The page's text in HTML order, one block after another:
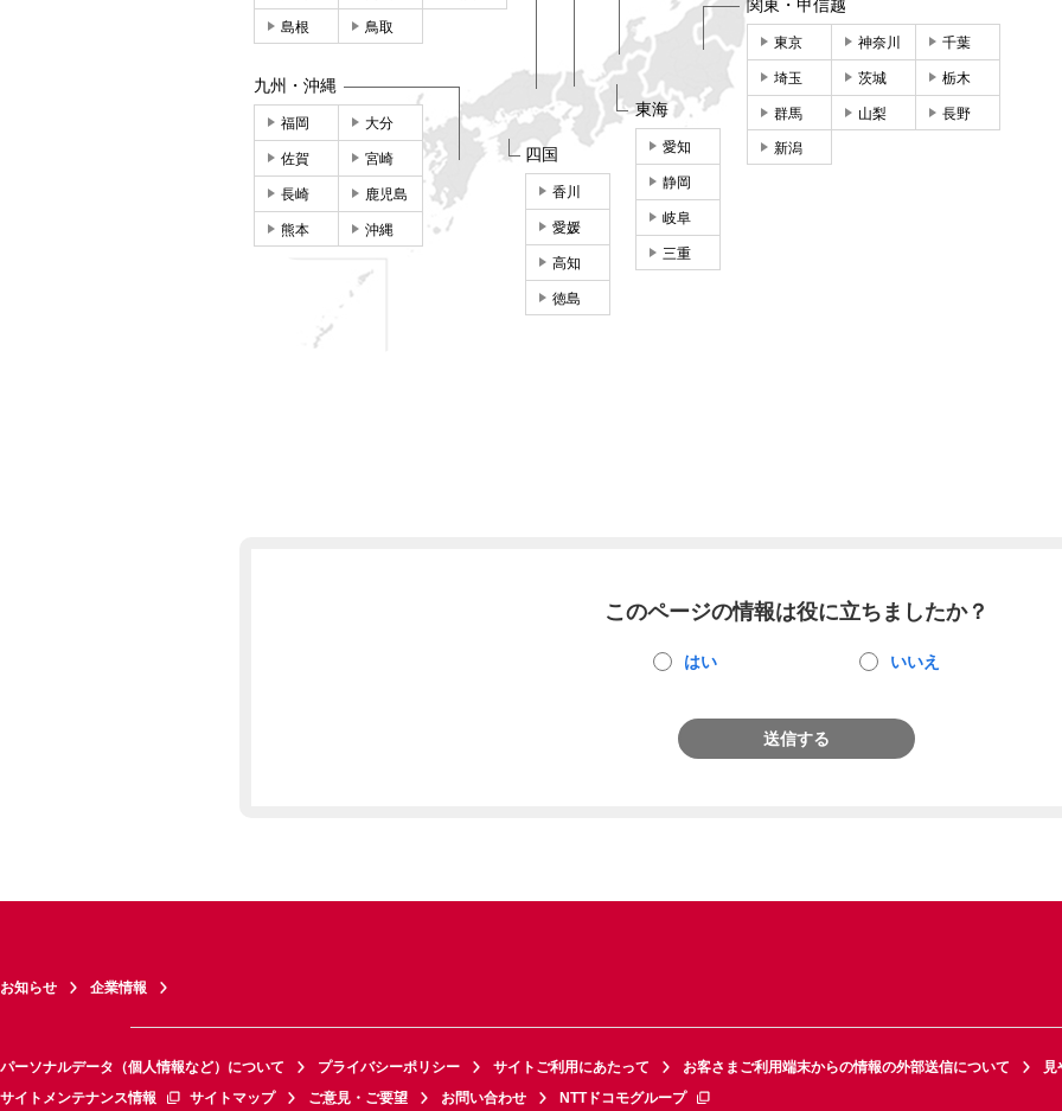
関東・甲信越
東京 神奈川 千葉
埼玉 茨城 栃木
群馬 山梨 長野
新潟
東海
愛知
静岡
岐阜
三重
島根 鳥取
四国
香川
愛媛
高知
徳島
九州・沖縄
福岡 大分
佐賀 宮崎
長崎 鹿児島
熊本 沖縄
このページの情報は役に立ちましたか？
はい いいえ
送信する
お知らせ 企業情報
パーソナルデータ（個人情報など）について プライバシーポリシー サイトご利用にあたって お客さまご利用端末からの情報の外部送信について
見
サイトメンテナンス情報
サイトマップ ご意見・ご要望 お問い合わせ NTTドコモグループ